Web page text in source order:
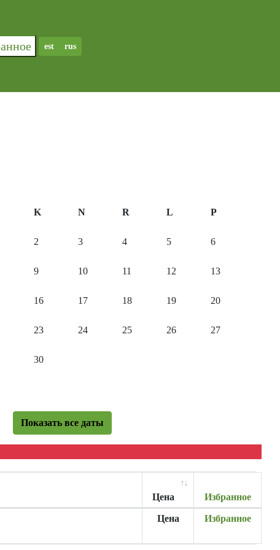
est rus
K N R L P
2 3 4 5 6
9 10 11 12 13
16 17 18 19 20
23 24 25 26 27
30
Показать все даты
Цена Избранное
Цена Избранное